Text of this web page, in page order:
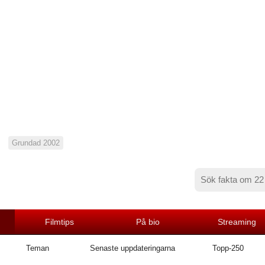
Grundad 2002
Filmtips På bio Streaming
Teman Senaste uppdateringarna Topp-250